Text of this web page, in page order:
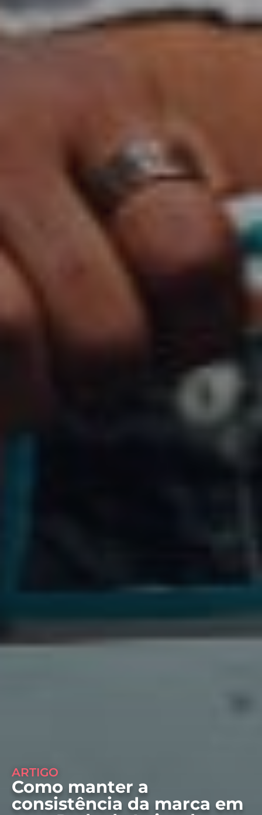
ARTIGO
Como manter a
consistência da marca em